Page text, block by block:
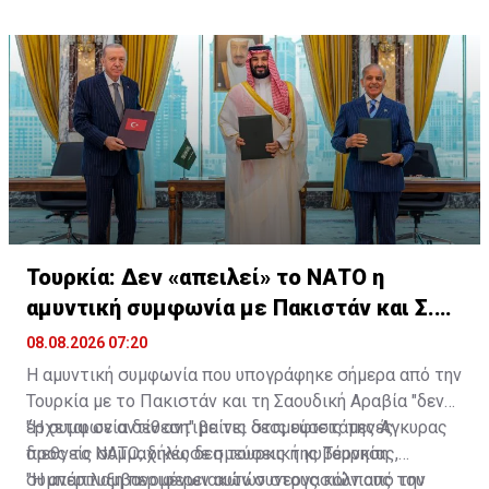
και ασφάλειας».
Τουρκία: Δεν «απειλεί» το ΝΑΤΟ η
αμυντική συμφωνία με Πακιστάν και Σ.
Αραβία
08.08.2026 07:20
Η αμυντική συμφωνία που υπογράφηκε σήμερα από την
Τουρκία με το Πακιστάν και τη Σαουδική Αραβία "δεν
έρχεται σε αντίθεση" με τις δεσμεύσεις της Άγκυρας
προς το ΝΑΤΟ, δήλωσε η τουρκική κυβέρνηση.
"Η συμφωνία δεν αντιβαίνει στις υφιστάμενες
διεθνείς συμμαχικές δεσμεύσεις της Τουρκίας,
συμπεριλαμβανομένων αυτών στους κόλπους του
"Η ανάπτυξη περιφερειακών συνεργασιών από την